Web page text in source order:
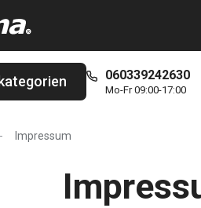
060339242630
Mo-Fr 09:00-17:00
Impressum